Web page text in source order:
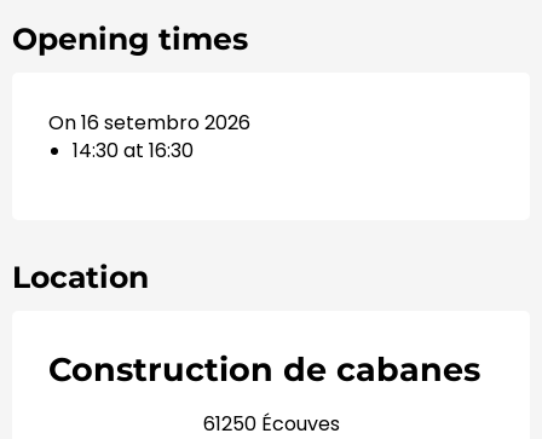
Opening times
On 16 setembro 2026
14:30 at 16:30
Location
Construction de cabanes
61250 Écouves